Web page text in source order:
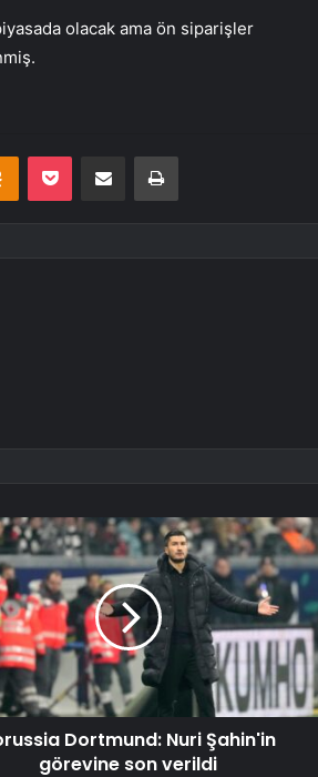
olacak ama ön siparişler
Odnoklassniki
Pocket E-Posta ile paylaş Yazdır
Dortmund: Nuri Şahin'in
görevine son verildi